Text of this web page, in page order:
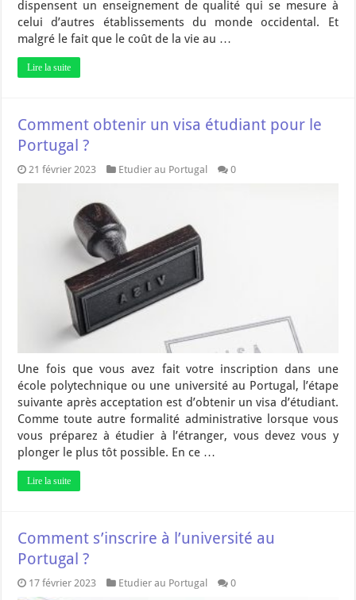
dispensent un enseignement de qualité qui se mesure à
celui d’autres établissements du monde occidental. Et
malgré le fait que le coût de la vie au …
Lire la suite
Comment obtenir un visa étudiant pour le
Portugal ?
21 février 2023 Etudier au Portugal 0
Une fois que vous avez fait votre inscription dans une
école polytechnique ou une université au Portugal, l’étape
suivante après acceptation est d’obtenir un visa d’étudiant.
Comme toute autre formalité administrative lorsque vous
vous préparez à étudier à l’étranger, vous devez vous y
plonger le plus tôt possible. En ce …
Lire la suite
Comment s’inscrire à l’université au
Portugal ?
17 février 2023 Etudier au Portugal 0